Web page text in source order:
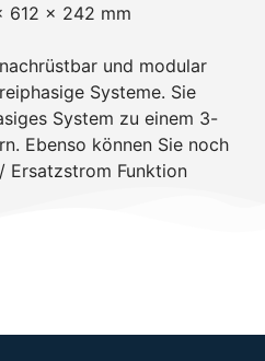
612 x 242 mm
und modular
Systeme. Sie
System zu einem 3-
Ebenso können Sie noch
Ersatzstrom Funktion